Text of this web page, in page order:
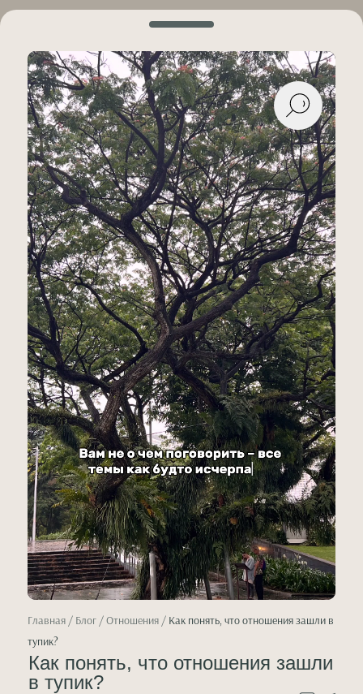
Главная / Блог / Отношения / Как понять, что отношения зашли в
тупик?
Как понять, что отношения зашли
в тупик?